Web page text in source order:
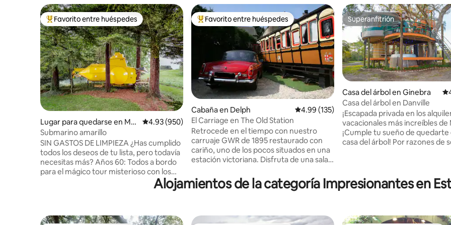
Favorito entre huéspedes preferido
Favorito entre huéspedes
Lugar para quedarse en Mar
ton
Calificación promedio: 4.93 de 5, 950 reseñas
4.93 (950)
Submarino amarillo
SIN GASTOS DE LIMPIEZA ¿Has cumplido
todos los deseos de tu lista, pero todavía
necesitas más? Años 60: Todos a bordo
para el mágico tour misterioso con los
impulsado por el amor; porque eso es lo
caza de octubre rojo» te pone a cargo de
Favorito entre huéspedes preferido
Favorito entre huéspedes
Cabaña en Delph Calificación promedio: 4.99 de 5, 135 reseñas
4.99 (135)
El Carriage en The Old Station
Retrocede en el tiempo con nuestro
carruaje GWR de 1895 restaurado con
cariño, uno de los pocos situados en una
estación victoriana. Disfruta de una sala
cocina americana y una cómoda cama
que garantiza una noche de sueño
sus pintorescos pueblos. Muy cerca
Superanfitrión
Superanfitrión
Casa del árbol en Ginebra
Casa del árbol en Danville
¡Escapada privada en los
vacacionales más increíbles de
¡Cumple tu sueño de quedarte
casa del árbol! Por razones de seguridad,
árbol, ducha privada, aire
e inodoro real en el interior
pies tiene iluminación
Alojamientos de la categoría Impresionantes en